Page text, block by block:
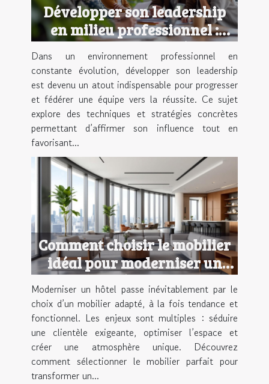
Développer son leadership
en milieu professionnel :
techniques et stratégies
Dans un environnement professionnel en
constante évolution, développer son leadership
est devenu un atout indispensable pour progresser
et fédérer une équipe vers la réussite. Ce sujet
explore des techniques et stratégies concrètes
permettant d’affirmer son influence tout en
favorisant...
Comment choisir le mobilier
idéal pour moderniser un
hôtel ?
Moderniser un hôtel passe inévitablement par le
choix d’un mobilier adapté, à la fois tendance et
fonctionnel. Les enjeux sont multiples : séduire
une clientèle exigeante, optimiser l’espace et
créer une atmosphère unique. Découvrez
comment sélectionner le mobilier parfait pour
transformer un...